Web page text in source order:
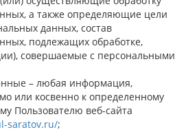
а также определяющие цели
данных, состав
подлежащих обработке,
совершаемые с персональными
– любая информация,
или косвенно к определенному
Пользователю веб-сайта
saratov.ru/;